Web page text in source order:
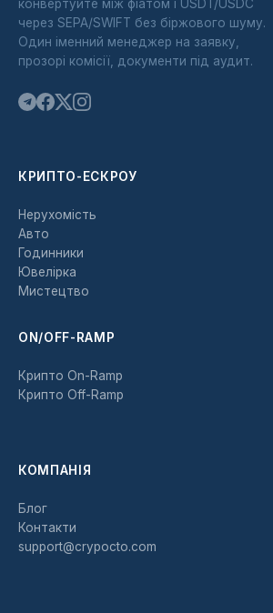
конвертуйте між фіатом і USDT/USDC
через SEPA/SWIFT без біржового шуму.
Один іменний менеджер на заявку,
прозорі комісії, документи під аудит.
КРИПТО-ЕСКРОУ
Нерухомість
Авто
Годинники
Ювелірка
Мистецтво
ON/OFF-RAMP
Крипто On-Ramp
Крипто Off-Ramp
КОМПАНІЯ
Блог
Контакти
support@crypocto.com